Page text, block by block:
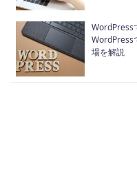
WordPress
WordPress
場を解説